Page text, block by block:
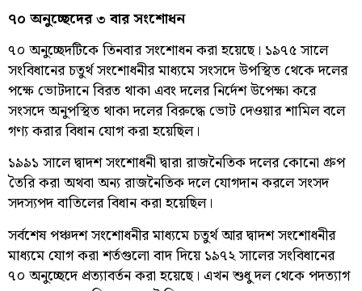
৭০ অনুচ্ছেদের ৩ বার সংশোধন
৭০ অনুচ্ছেদটিকে তিনবার সংশোধন করা হয়েছে। ১৯৭৫ সালে
সংবিধানের চতুর্থ সংশোধনীর মাধ্যমে সংসদে উপস্থিত থেকে দলের
পক্ষে ভোটদানে বিরত থাকা এবং দলের নির্দেশ উপেক্ষা করে
সংসদে অনুপস্থিত থাকা দলের বিরুদ্ধে ভোট দেওয়ার শামিল বলে
গণ্য করার বিধান যোগ করা হয়েছিল।
১৯৯১ সালে দ্বাদশ সংশোধনী দ্বারা রাজনৈতিক দলের কোনো গ্রুপ
তৈরি করা অথবা অন্য রাজনৈতিক দলে যোগদান করলে সংসদ
সদস্যপদ বাতিলের বিধান করা হয়েছিল।
সর্বশেষ পঞ্চদশ সংশোধনীর মাধ্যমে চতুর্থ আর দ্বাদশ সংশোধনীর
মাধ্যমে যোগ করা শর্তগুলো বাদ দিয়ে ১৯৭২ সালের সংবিধানের
৭০ অনুচ্ছেদে প্রত্যাবর্তন করা হয়েছে। এখন শুধু দল থেকে পদত্যাগ